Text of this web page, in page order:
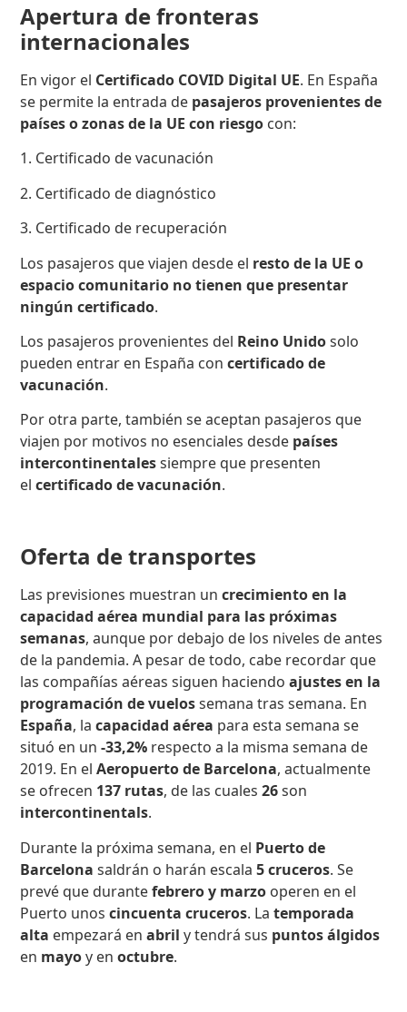
Apertura de fronteras
internacionales
En vigor el Certificado COVID Digital UE. En España
se permite la entrada de pasajeros provenientes de
países o zonas de la UE con riesgo con:
1. Certificado de vacunación
2. Certificado de diagnóstico
3. Certificado de recuperación
Los pasajeros que viajen desde el resto de la UE o
espacio comunitario no tienen que presentar
ningún certificado.
Los pasajeros provenientes del Reino Unidosolo
pueden entrar en España concertificado de
vacunación.
Por otra parte, también se aceptan pasajeros que
viajen por motivos no esenciales desde países
intercontinentalessiempre que presenten
elcertificado de vacunación.
Oferta de transportes
Las previsiones muestran uncrecimiento en la
capacidad aérea mundial para las próximas
semanas, aunque por debajo de los niveles de antes
de la pandemia. A pesar de todo, cabe recordar que
las compañías aéreas siguen haciendoajustes en la
programación de vuelossemana tras semana. En
España, lacapacidad aérea para esta semana se
situó en un-33,2% respecto a la misma semana de
2019. En elAeropuerto de Barcelona, actualmente
se ofrecen 137 rutas, de las cuales26son
intercontinentals.
Durante la próxima semana, en el Puerto de
Barcelona saldrán o harán escala5 cruceros. Se
prevé que durantefebrero y marzo operen en el
Puerto unoscincuenta cruceros. Latemporada
alta empezará enabrily tendrá sus puntos álgidos
en mayoy enoctubre.